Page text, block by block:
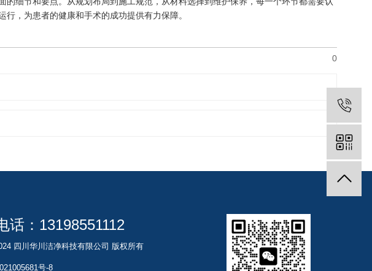
，为患者的健康和手术的成功提供有力保障。
0
话： 13198551112
四川华川洁净科技有限公司 版权所有
号-8